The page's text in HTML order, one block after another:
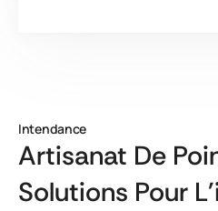
Intendance
Artisanat De
Solutions Pour